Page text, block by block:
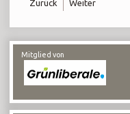
Zurück Weiter
Mitglied von